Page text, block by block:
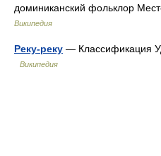
доминиканский фольклор
Википедия
Реку-реку — Классификация
Википедия